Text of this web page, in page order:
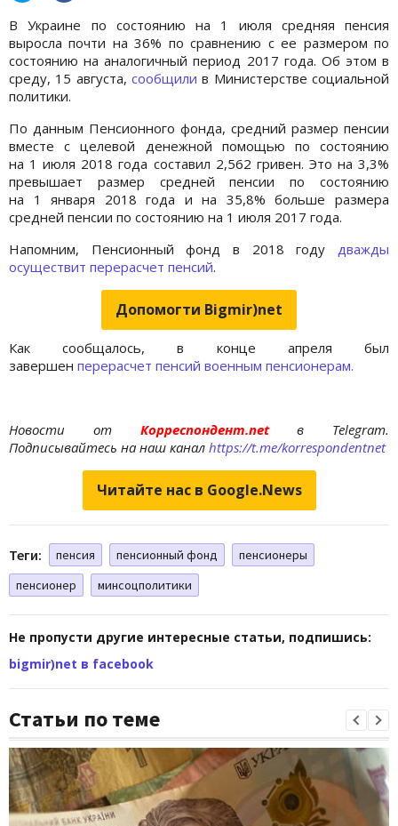
В Украине по состоянию на 1 июля средняя пенсия
выросла почти на 36% по сравнению с ее размером по
состоянию на аналогичный период 2017 года. Об этом в
среду, 15 августа, сообщили в Министерстве социальной
политики.
По данным Пенсионного фонда, средний размер пенсии
вместе с целевой денежной помощью по состоянию
на 1 июля 2018 года составил 2,562 гривен. Это на 3,3%
превышает размер средней пенсии по состоянию
на 1 января 2018 года и на 35,8% больше размера
средней пенсии по состоянию на 1 июля 2017 года.
Напомним, Пенсионный фонд в 2018 году дважды
осуществит перерасчет пенсий.
Допомогти Bigmir)net
Как сообщалось, в конце апреля был
завершен перерасчет пенсий военным пенсионерам.
Новости отКорреспондент.netв Telegram.
Подписывайтесь на наш канал https://t.me/korrespondentnet
Читайте нас в Google.News
Теги: пенсия пенсионный фонд
пенсионеры
пенсионер
минсоцполитики
Не пропусти другие интересные статьи, подпишись:
bigmir)net в facebook
Статьи по теме